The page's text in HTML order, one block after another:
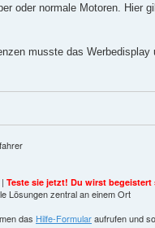
oder normale Motoren. Hier
musste das Werbedisplay
| Teste sie jetzt! Du wirst begeistert
Lösungen zentral an einem Ort
das Hilfe-Formularaufrufen und